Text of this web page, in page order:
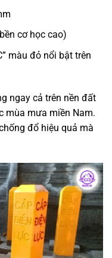
cơ học cao)
màu đỏ nổi bật trên
ngay cả trên nền đất
mùa mưa miền Nam.
đổ hiệu quả mà